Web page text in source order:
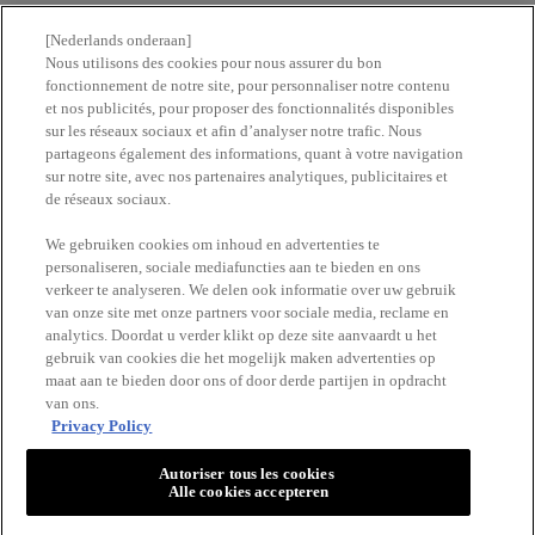
Newsletter
Trouvez une pharmacie​
RESTEZ EN CONTACT
VICHY
[Nederlands onderaan]
Nous utilisons des cookies pour nous assurer du bon
fonctionnement de notre site, pour personnaliser notre contenu
et nos publicités, pour proposer des fonctionnalités disponibles
sur les réseaux sociaux et afin d’analyser notre trafic. Nous
partageons également des informations, quant à votre navigation
sur notre site, avec nos partenaires analytiques, publicitaires et
de réseaux sociaux.
We gebruiken cookies om inhoud en advertenties te
personaliseren, sociale mediafuncties aan te bieden en ons
verkeer te analyseren. We delen ook informatie over uw gebruik
van onze site met onze partners voor sociale media, reclame en
analytics. Doordat u verder klikt op deze site aanvaardt u het
gebruik van cookies die het mogelijk maken advertenties op
maat aan te bieden door ons of door derde partijen in opdracht
van ons.
Privacy Policy
Autoriser tous les cookies
Alle cookies accepteren